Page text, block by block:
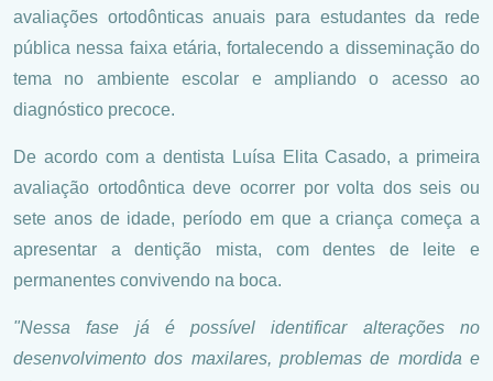
avaliações ortodônticas anuais para estudantes da rede
pública nessa faixa etária, fortalecendo a disseminação do
tema no ambiente escolar e ampliando o acesso ao
diagnóstico precoce.
De acordo com a dentista Luísa Elita Casado, a primeira
avaliação ortodôntica deve ocorrer por volta dos seis ou
sete anos de idade, período em que a criança começa a
apresentar a dentição mista, com dentes de leite e
permanentes convivendo na boca.
"Nessa fase já é possível identificar alterações no
desenvolvimento dos maxilares, problemas de mordida e